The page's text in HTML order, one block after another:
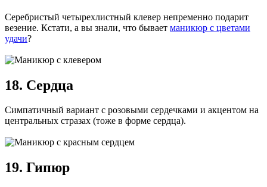
Серебристый четырехлистный клевер непременно подарит
везение. Кстати, а вы знали, что бывает маникюр с цветами
удачи?
18. Сердца
Симпатичный вариант с розовыми сердечками и акцентом на
центральных стразах (тоже в форме сердца).
19. Гипюр